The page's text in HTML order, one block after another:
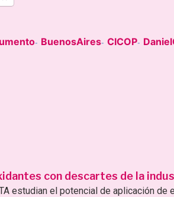
- BuenosAires- CICOP-
con descartes de la
estudian el potencial de aplicación